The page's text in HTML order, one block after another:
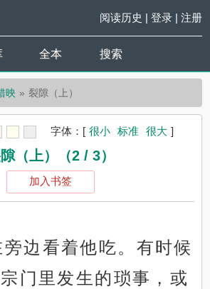
阅读历史 | 登录| 注册
全本 搜索
映 裂隙（上）
字体： [ 很小 标准 很大 ]
（上）（2 / 3）
加入书签
边看着他吃。有时候
门里发生的琐事，或